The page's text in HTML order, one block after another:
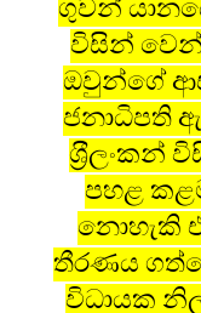
ගුවන්
විසින්
ඔවුන්ගේ
ජනාධිපති
ශ‍්‍රීලංකන්
පහළ
නොහැකි ඒ
තීරණය
විධායක